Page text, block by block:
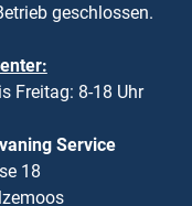
geschlossen.
Freitag: 8-18 Uhr
Service
18